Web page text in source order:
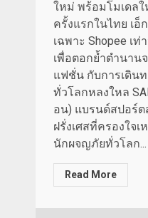
ใหม่ พร้อมโมเดลใ
ครั้งแรกในไทย เ
เฉพาะ Shopee เท่
เพื่อตอกย้ำตำนาน
แฟชั่น กับการเดิน
ทั่วโลกหลงใหล
อน) แบรนด์สปอร์
ฝรั่งเศสที่ครองใจ
นักผจญภัยทั่วโลก...
Read More